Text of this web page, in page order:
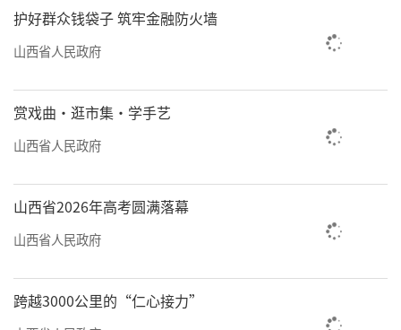
下一步，省招生考试管理中心依托省教育
考试服务中心、山西教育教辅传媒集团，将持
捷、专业支撑、精准兜底的志愿填报服务体
系，以免费、权威、精准、便捷的公益服务践
行正确政绩观，把“我为考生办实事”落到填
报服务全流程，全力保障2026年普通高校招生
工作公平有序开展。
护好群众钱袋子 筑牢金融防火墙
山西省人民政府
赏戏曲·逛市集·学手艺
山西省人民政府
山西省2026年高考圆满落幕
山西省人民政府
跨越3000公里的“仁心接力”